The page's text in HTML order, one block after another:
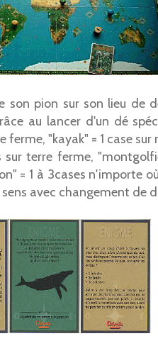
son pion sur son lieu de
au lancer d'un dé
ferme, "kayak" = 1 case
sur terre ferme,
= 1 à 3cases n'importe
avec changement de